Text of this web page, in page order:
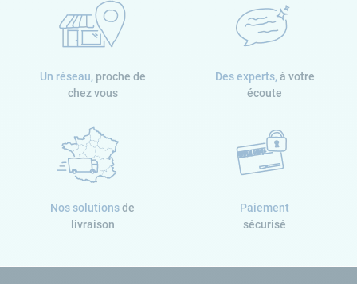
Un réseau, proche de
chez vous
Des experts,à votre
écoute
Nos solutionsde
livraison
Paiement
sécurisé